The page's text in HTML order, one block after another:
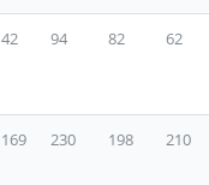
42 94 82 62
169 230 198 210